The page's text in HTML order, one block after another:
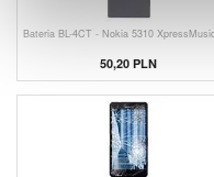
Bateria BL-4CT - Nokia 5310 XpressMusic
50,20 PLN